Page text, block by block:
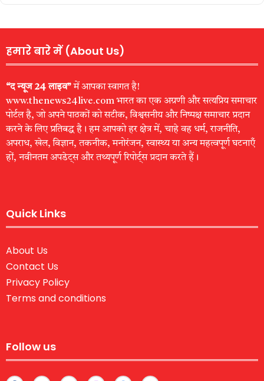
हमारे बारे में (About Us)
“द न्यूज 24 लाइव”में आपका स्वागत है!
www.thenews24live.com भारत का एक अग्रणी और सत्यप्रिय समाचार
पोर्टल है, जो अपने पाठकों को सटीक, विश्वसनीय और निष्पक्ष समाचार प्रदान
करने के लिए प्रतिबद्ध है। हम आपको हर क्षेत्र में, चाहे वह धर्म, राजनीति,
अपराध, खेल, विज्ञान, तकनीक, मनोरंजन, स्वास्थ्य या अन्य महत्वपूर्ण घटनाएँ
हों, नवीनतम अपडेट्स और तथ्यपूर्ण रिपोर्ट्स प्रदान करते हैं।
Quick Links
About Us
Contact Us
Privacy Policy
Terms and conditions
Follow us